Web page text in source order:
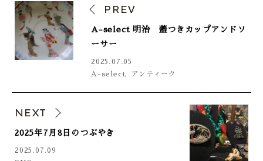
PREV
A-select 明治 蓋つきカップアンドソ
ーサー
2025.07.05
A-select, アンティーク
NEXT
2025年7月8日のつぶやき
2025.07.09